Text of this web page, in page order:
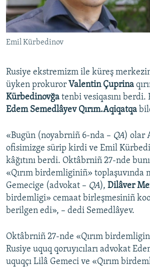
Русский
Українською
RFE/RS bütün saytları
Emil Kürbedinov
Rusiye ekstremizm ile küreş
üyken prokuror Valentin Çuprina
Kürbedinovğa tenbi vesiqasını berdi.
Edem Semedlâyev Qırım.Aqiqatqa
«Bugün (noyabrniñ 6-nda – QA) olar
ofisimizge sürip kirdi ve Emil
kâğıtını berdi. Oktâbrniñ 27-nde
«Qırım birdemliginiñ» toplaşuvında
Gemecige (advokat – QA), Dilâver
birdemligi» cemaat birleşmesiniñ
berilgen edi», – dedi Semedlâyev.
Oktâbrniñ 27-nde «Qırım
Rusiye uquq qoruyıcıları advokat
uquqçı Lilâ Gemeci ve «Qırım